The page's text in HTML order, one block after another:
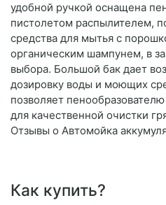
удобной ручкой оснащена
пистолетом распылителем,
средства для мытья с
органическим шампунем, в
выбора. Большой бак дает
дозировку воды и моющих
позволяет
для качественной очистки
Отзывы о Автомойка
Как купить?